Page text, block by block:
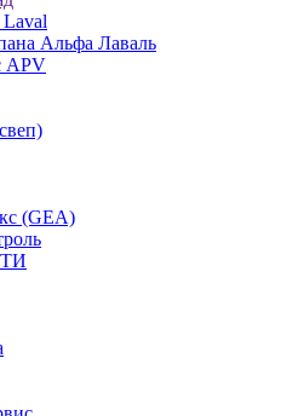
Альфа Лаваль
APV
(GEA)
ТИ